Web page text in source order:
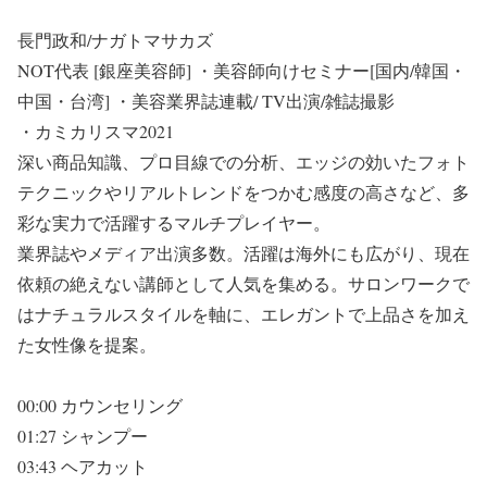
長門政和/ナガトマサカズ
NOT代表 [銀座美容師] ・美容師向けセミナー[国内/韓国・
中国・台湾] ・美容業界誌連載/ TV出演/雑誌撮影
・カミカリスマ2021
深い商品知識、プロ目線での分析、エッジの効いたフォト
テクニックやリアルトレンドをつかむ感度の高さなど、多
彩な実力で活躍するマルチプレイヤー。
業界誌やメディア出演多数。活躍は海外にも広がり、現在
依頼の絶えない講師として人気を集める。サロンワークで
はナチュラルスタイルを軸に、エレガントで上品さを加え
た女性像を提案。
00:00 カウンセリング
01:27 シャンプー
03:43 ヘアカット